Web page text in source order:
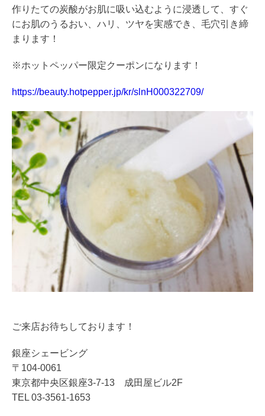
作りたての炭酸がお肌に吸い込むように浸透して、すぐ
にお肌のうるおい、ハリ、ツヤを実感でき、毛穴引き締
まります！
※ホットペッパー限定クーポンになります！
https://beauty.hotpepper.jp/kr/slnH000322709/
ご来店お待ちしております！
銀座シェービング
〒104-0061
東京都中央区銀座3-7-13 成田屋ビル2F
TEL 03-3561-1653